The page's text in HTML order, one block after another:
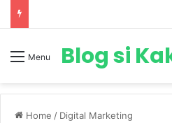
Menu Blog si
Home / Digital Marketing